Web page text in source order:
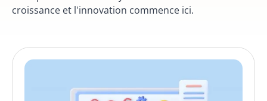
croissance et l'innovation commence ici.